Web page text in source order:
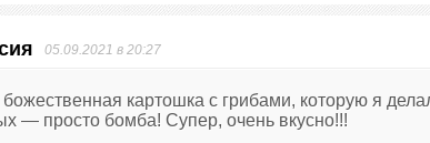
05.09.2021 в 20:27
картошка с грибами, которую я
— просто бомба! Супер, очень вкусно!!!